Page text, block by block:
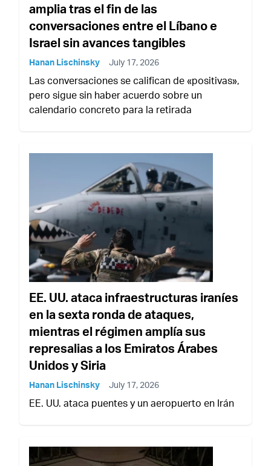
amplia tras el fin de las
conversaciones entre el Líbano e
Israel sin avances tangibles
Hanan Lischinsky July 17, 2026
Las conversaciones se califican de «positivas»,
pero sigue sin haber acuerdo sobre un
calendario concreto para la retirada
EE. UU. ataca infraestructuras iraníes
en la sexta ronda de ataques,
mientras el régimen amplía sus
represalias a los Emiratos Árabes
Unidos y Siria
Hanan Lischinsky July 17, 2026
EE. UU. ataca puentes y un aeropuerto en Irán